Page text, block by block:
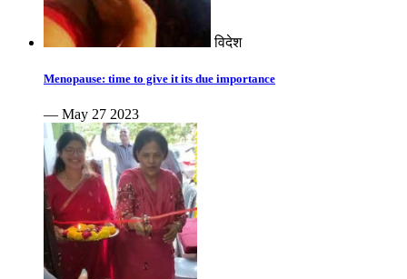
विदेश
Menopause: time to give it its due importance
— May 27 2023